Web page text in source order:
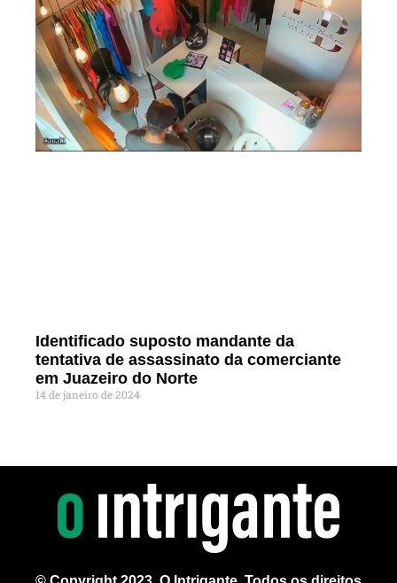
Identificado suposto mandante da
tentativa de assassinato da comerciante
em Juazeiro do Norte
14 de janeiro de 2024